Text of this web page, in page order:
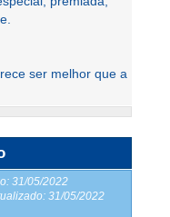
ser melhor que a
31/05/2022
31/05/2022